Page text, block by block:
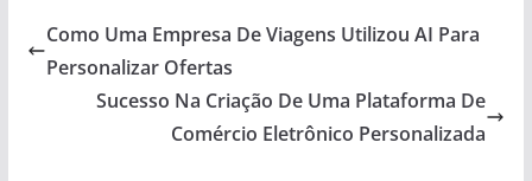
Como Uma Empresa De Viagens Utilizou AI Para
Personalizar Ofertas
Sucesso Na Criação De Uma Plataforma De
Comércio Eletrônico Personalizada